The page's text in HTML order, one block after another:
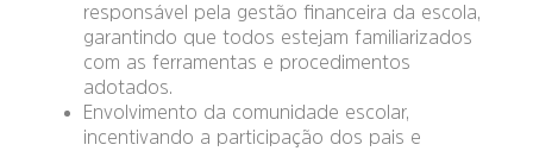
responsável pela gestão financeira da escola,
garantindo que todos estejam familiarizados
com as ferramentas e procedimentos
adotados.
Envolvimento da comunidade escolar,
incentivando a participação dos pais e